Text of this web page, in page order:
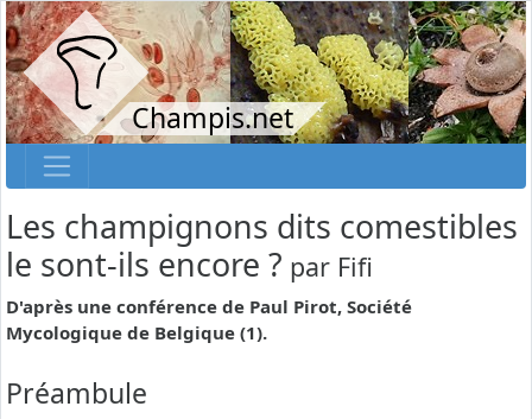
Champis.net
Les champignons dits comestibles
le sont-ils encore ? par Fifi
D'après une conférence de Paul Pirot, Société
Mycologique de Belgique (1).
Préambule